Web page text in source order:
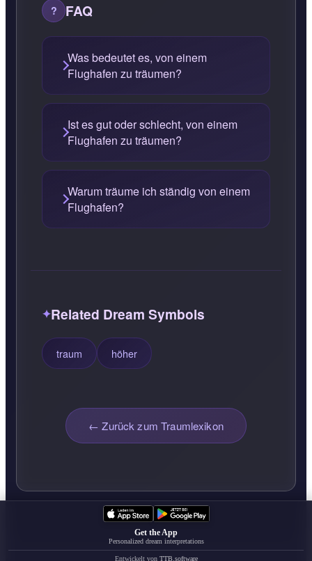
FAQ
Was bedeutet es, von einem
Flughafen zu träumen?
Ist es gut oder schlecht, von einem
Flughafen zu träumen?
Warum träume ich ständig von einem
Flughafen?
Related Dream Symbols
traum höher
← Zurück zum Traumlexikon
Get the App
Personalized dream interpretations
Entwickelt von TTB.software